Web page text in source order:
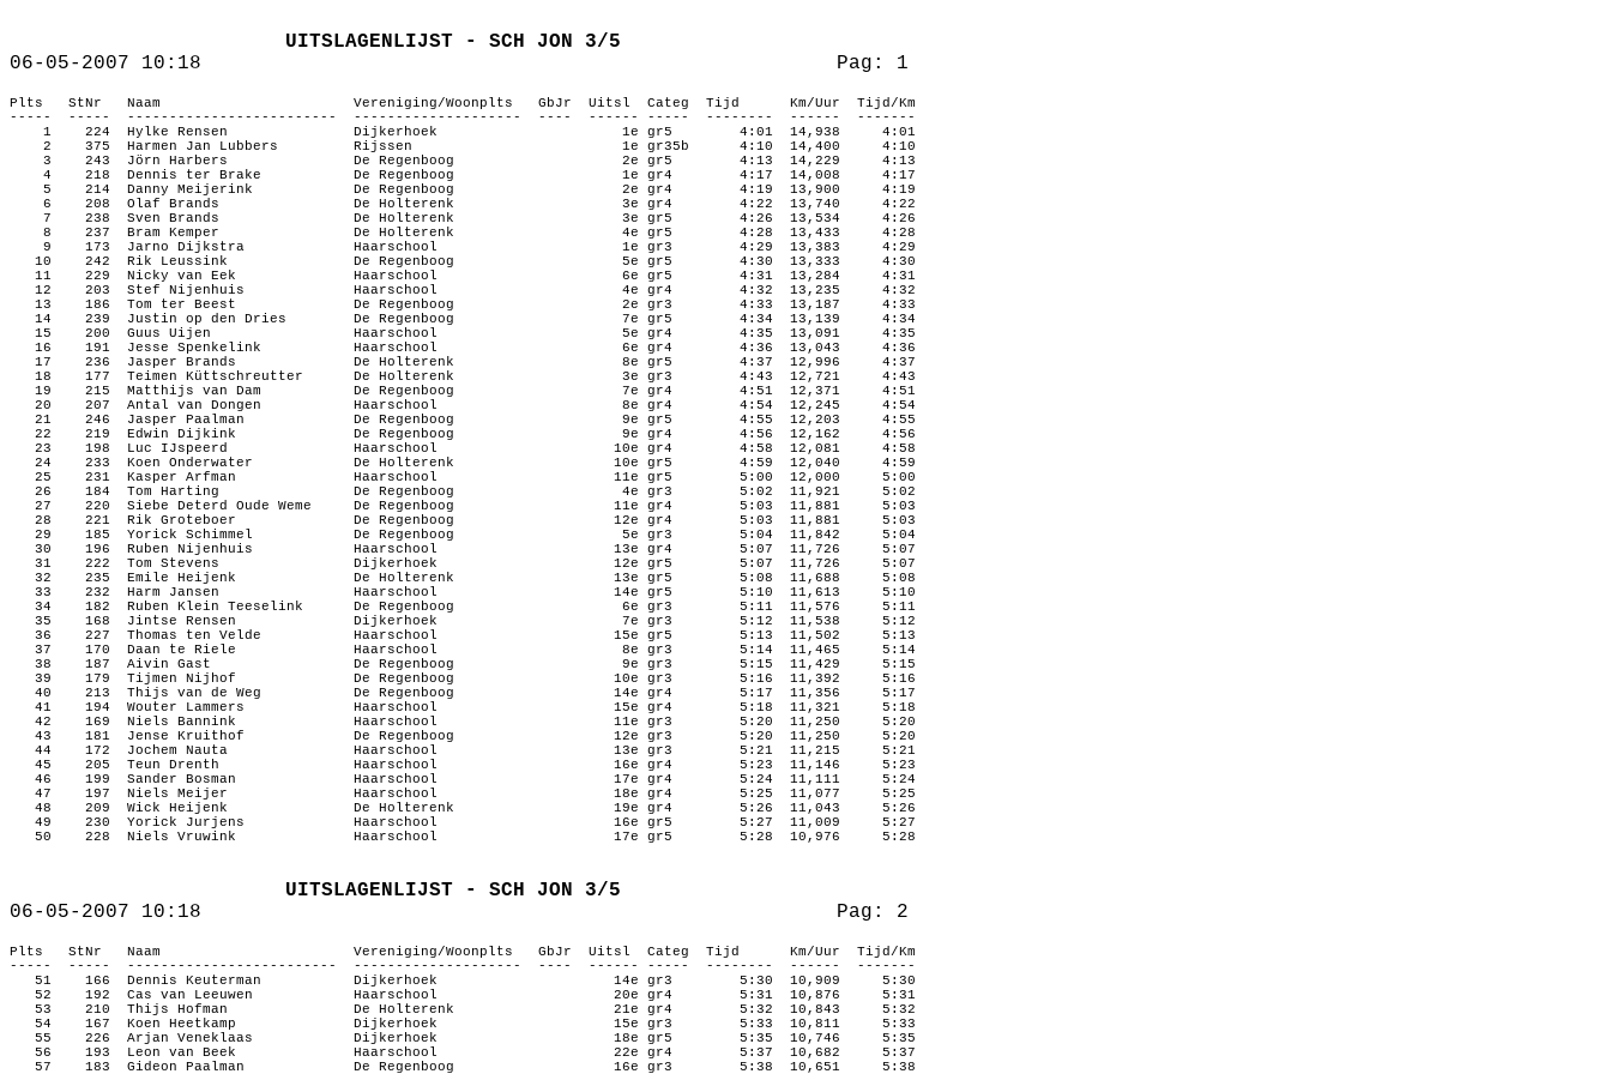
UITSLAGENLIJST ‑ SCH JON 3/5
06‑05‑2007 10:18
Pag: 1
Plts StNr Naam Vereniging/Woonplts GbJr Uitsl Categ Tijd Km/Uur
Tijd/Km
‑‑‑‑‑
‑‑‑‑‑ ‑‑‑‑‑‑‑‑‑‑‑‑‑‑‑‑‑‑‑‑‑‑‑‑‑ ‑‑‑‑‑‑‑‑‑‑‑‑‑‑‑‑‑‑‑‑ ‑‑‑‑ ‑‑‑‑‑‑ ‑‑‑‑‑ ‑‑‑‑‑‑‑‑ ‑‑‑‑‑‑
‑‑‑‑‑‑‑
1
224 Hylke Rensen Dijkerhoek 1e gr5 4:01 14,938
4:01
2
375 Harmen Jan Lubbers Rijssen 1e gr35b 4:10 14,400
4:10
3
243 Jörn Harbers De Regenboog 2e gr5 4:13 14,229
4:13
4
218 Dennis ter Brake De Regenboog 1e gr4 4:17 14,008
4:17
5
214 Danny Meijerink De Regenboog 2e gr4 4:19 13,900
4:19
6
208 Olaf Brands De Holterenk 3e gr4 4:22 13,740
4:22
7
238 Sven Brands De Holterenk 3e gr5 4:26 13,534
4:26
8
237 Bram Kemper De Holterenk 4e gr5 4:28 13,433
4:28
9
173 Jarno Dijkstra Haarschool 1e gr3 4:29 13,383
4:29
10
242 Rik Leussink De Regenboog 5e gr5 4:30 13,333
4:30
11
229 Nicky van Eek Haarschool 6e gr5 4:31 13,284
4:31
12
203 Stef Nijenhuis Haarschool 4e gr4 4:32 13,235
4:32
13
186 Tom ter Beest De Regenboog 2e gr3 4:33 13,187
4:33
14
239 Justin op den Dries De Regenboog 7e gr5 4:34 13,139
4:34
15
200 Guus Uijen Haarschool 5e gr4 4:35 13,091
4:35
16
191 Jesse Spenkelink Haarschool 6e gr4 4:36 13,043
4:36
17
236 Jasper Brands De Holterenk 8e gr5 4:37 12,996
4:37
18
177 Teimen Küttschreutter De Holterenk 3e gr3 4:43 12,721
4:43
19
215 Matthijs van Dam De Regenboog 7e gr4 4:51 12,371
4:51
20
207 Antal van Dongen Haarschool 8e gr4 4:54 12,245
4:54
21
246 Jasper Paalman De Regenboog 9e gr5 4:55 12,203
4:55
22
219 Edwin Dijkink De Regenboog 9e gr4 4:56 12,162
4:56
23
198 Luc IJspeerd Haarschool 10e gr4 4:58 12,081
4:58
24
233 Koen Onderwater De Holterenk 10e gr5 4:59 12,040
4:59
25
231 Kasper Arfman Haarschool 11e gr5 5:00 12,000
5:00
26
184 Tom Harting De Regenboog 4e gr3 5:02 11,921
5:02
27
220 Siebe Deterd Oude Weme De Regenboog 11e gr4 5:03 11,881
5:03
28
221 Rik Groteboer De Regenboog 12e gr4 5:03 11,881
5:03
29
185 Yorick Schimmel De Regenboog 5e gr3 5:04 11,842
5:04
30
196 Ruben Nijenhuis Haarschool 13e gr4 5:07 11,726
5:07
31
222 Tom Stevens Dijkerhoek 12e gr5 5:07 11,726
5:07
32
235 Emile Heijenk De Holterenk 13e gr5 5:08 11,688
5:08
33
232 Harm Jansen Haarschool 14e gr5 5:10 11,613
5:10
34
182 Ruben Klein Teeselink De Regenboog 6e gr3 5:11 11,576
5:11
35
168 Jintse Rensen Dijkerhoek 7e gr3 5:12 11,538
5:12
36
227 Thomas ten Velde Haarschool 15e gr5 5:13 11,502
5:13
37
170 Daan te Riele Haarschool 8e gr3 5:14 11,465
5:14
38
187 Aivin Gast De Regenboog 9e gr3 5:15 11,429
5:15
39
179 Tijmen Nijhof De Regenboog 10e gr3 5:16 11,392
5:16
40
213 Thijs van de Weg De Regenboog 14e gr4 5:17 11,356
5:17
41
194 Wouter Lammers Haarschool 15e gr4 5:18 11,321
5:18
42
169 Niels Bannink Haarschool 11e gr3 5:20 11,250
5:20
43
181 Jense Kruithof De Regenboog 12e gr3 5:20 11,250
5:20
44
172 Jochem Nauta Haarschool 13e gr3 5:21 11,215
5:21
45
205 Teun Drenth Haarschool 16e gr4 5:23 11,146
5:23
46
199 Sander Bosman Haarschool 17e gr4 5:24 11,111
5:24
47
197 Niels Meijer Haarschool 18e gr4 5:25 11,077
5:25
48
209 Wick Heijenk De Holterenk 19e gr4 5:26 11,043
5:26
49
230 Yorick Jurjens Haarschool 16e gr5 5:27 11,009
5:27
50
228 Niels Vruwink Haarschool 17e gr5 5:28 10,976 5:28
UITSLAGENLIJST ‑ SCH JON 3/5
06‑05‑2007 10:18
Pag: 2
Plts StNr Naam Vereniging/Woonplts GbJr Uitsl Categ Tijd Km/Uur
Tijd/Km
‑‑‑‑‑
‑‑‑‑‑ ‑‑‑‑‑‑‑‑‑‑‑‑‑‑‑‑‑‑‑‑‑‑‑‑‑ ‑‑‑‑‑‑‑‑‑‑‑‑‑‑‑‑‑‑‑‑ ‑‑‑‑ ‑‑‑‑‑‑ ‑‑‑‑‑ ‑‑‑‑‑‑‑‑ ‑‑‑‑‑‑
‑‑‑‑‑‑‑
51
166 Dennis Keuterman Dijkerhoek 14e gr3 5:30 10,909
5:30
52
192 Cas van Leeuwen Haarschool 20e gr4 5:31 10,876
5:31
53
210 Thijs Hofman De Holterenk 21e gr4 5:32 10,843
5:32
54
167 Koen Heetkamp Dijkerhoek 15e gr3 5:33 10,811
5:33
55
226 Arjan Veneklaas Dijkerhoek 18e gr5 5:35 10,746
5:35
56
193 Leon van Beek Haarschool 22e gr4 5:37 10,682
5:37
57
183 Gideon Paalman De Regenboog 16e gr3 5:38 10,651 5:38